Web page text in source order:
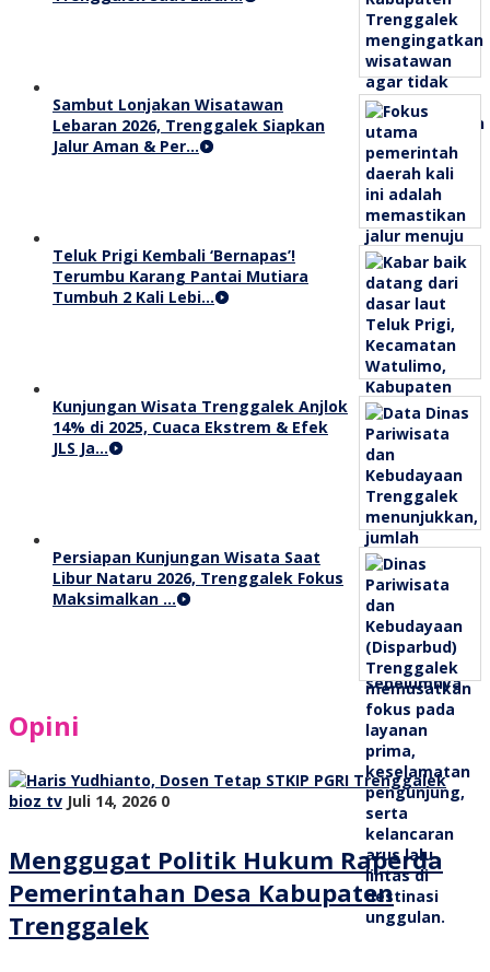
Sambut Lonjakan Wisatawan
Lebaran 2026, Trenggalek Siapkan
Jalur Aman & Per…
Teluk Prigi Kembali ‘Bernapas’!
Terumbu Karang Pantai Mutiara
Tumbuh 2 Kali Lebi…
Kunjungan Wisata Trenggalek Anjlok
14% di 2025, Cuaca Ekstrem & Efek
JLS Ja…
Persiapan Kunjungan Wisata Saat
Libur Nataru 2026, Trenggalek Fokus
Maksimalkan …
Opini
bioz tv Juli 14, 2026 0
Menggugat Politik Hukum Raperda
Pemerintahan Desa Kabupaten
Trenggalek